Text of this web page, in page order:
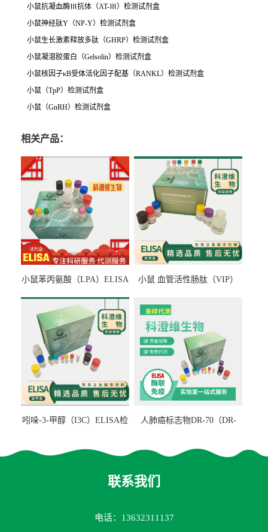
小鼠抗凝血酶Ⅲ抗体 （AT-Ⅲ）检测试剂盒
小鼠神经肽Y （NP-Y）检测试剂盒
小鼠生长激素释放多肽（GHRP）检测试剂盒
小鼠凝溶胶蛋白（Gelsolin）检测试剂盒
小鼠核因子κB受体活化因子配基（RANKL）检测试剂盒
小鼠（TpP）检测试剂盒
小鼠（GnRH）检测试剂盒
相关产品：
小鼠苯丙氨酸（LPA）ELISA
小鼠 血管活性肠肽（VIP）
吲哚-3-甲醇（I3C）ELISA检
人肺癌标志物DR-70（DR-
联系我们
电话：13632311137